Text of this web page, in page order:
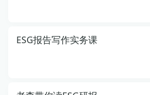
ESG报告写作实务课